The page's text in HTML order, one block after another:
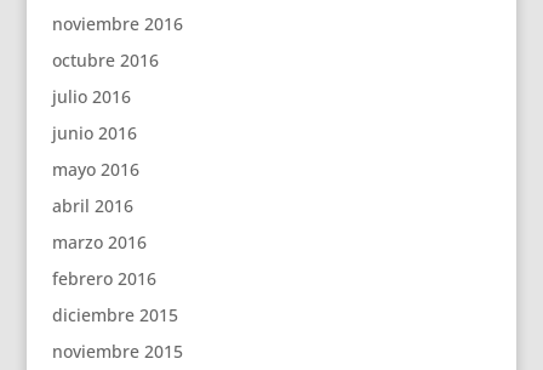
noviembre 2016
octubre 2016
julio 2016
junio 2016
mayo 2016
abril 2016
marzo 2016
febrero 2016
diciembre 2015
noviembre 2015